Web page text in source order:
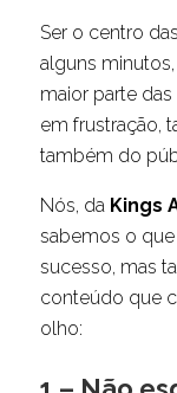
Ser o centro
alguns
maior parte
em frustração,
também do
Nós, da Kings
sabemos o
sucesso, mas
conteúdo que
olho: